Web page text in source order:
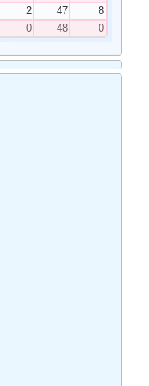
2 47
8
0 48 0